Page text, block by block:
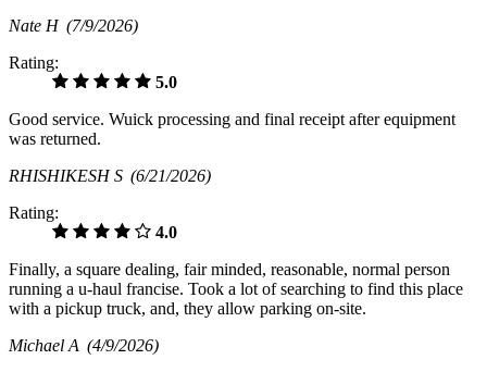
Nate H (7/9/2026)
Rating:
5.0
Good service. Wuick processing and final receipt after equipment
was returned.
RHISHIKESH S (6/21/2026)
Rating:
4.0
Finally, a square dealing, fair minded, reasonable, normal person
running a u-haul francise. Took a lot of searching to find this place
with a pickup truck, and, they allow parking on-site.
Michael A (4/9/2026)